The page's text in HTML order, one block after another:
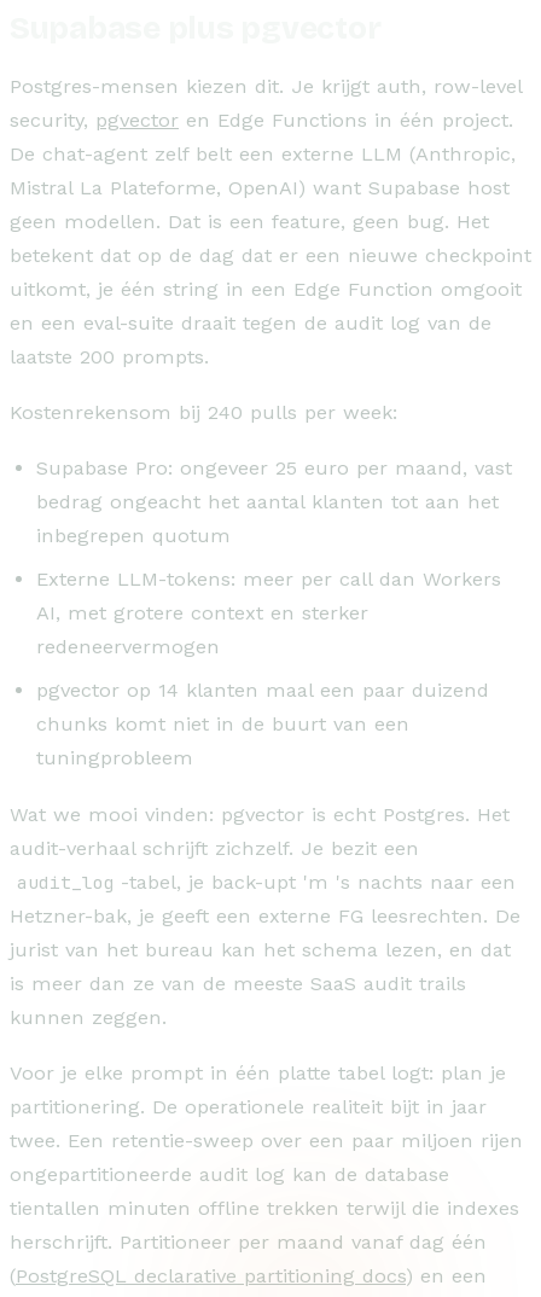
Postgres-mensen kiezen dit. Je krijgt auth, row-level
security, pgvector en Edge Functions in één project.
De chat-agent zelf belt een externe LLM (Anthropic,
Mistral La Plateforme, OpenAI) want Supabase host
geen modellen. Dat is een feature, geen bug. Het
betekent dat op de dag dat er een nieuwe checkpoint
uitkomt, je één string in een Edge Function omgooit
en een eval-suite draait tegen de audit log van de
laatste 200 prompts.
Kostenrekensom bij 240 pulls per week:
Supabase Pro: ongeveer 25 euro per maand, vast
bedrag ongeacht het aantal klanten tot aan het
inbegrepen quotum
Externe LLM-tokens: meer per call dan Workers
AI, met grotere context en sterker
redeneervermogen
pgvector op 14 klanten maal een paar duizend
chunks komt niet in de buurt van een
tuningprobleem
Wat we mooi vinden: pgvector is echt Postgres. Het
audit-verhaal schrijft zichzelf. Je bezit een
audit_log -tabel, je back-upt 'm 's nachts naar een
Hetzner-bak, je geeft een externe FG leesrechten. De
jurist van het bureau kan het schema lezen, en dat
is meer dan ze van de meeste SaaS audit trails
kunnen zeggen.
Voor je elke prompt in één platte tabel logt: plan je
partitionering. De operationele realiteit bijt in jaar
twee. Een retentie-sweep over een paar miljoen rijen
ongepartitioneerde audit log kan de database
tientallen minuten offline trekken terwijl die indexes
herschrijft. Partitioneer per maand vanaf dag één
(PostgreSQL declarative partitioning docs) en een